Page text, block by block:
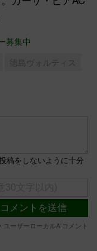
募集中
徳島ヴォルティス